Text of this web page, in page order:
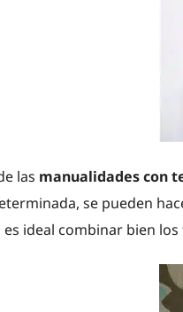
las manualidades con
se pueden
es ideal combinar bien